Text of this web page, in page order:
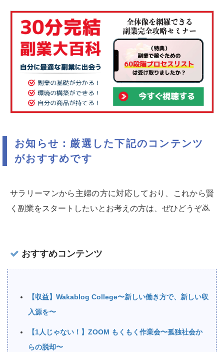
お知らせ：厳選した下記のコンテンツ
がおすすめです
サラリーマンから主婦の方に対応しており、これから賢
く副業をスタートしたいとお考えの方は、ぜひどうぞ🙇‍
おすすめコンテンツ
【収益】Wakablog College〜新しい働き方で、新しい収
入源を〜
【1人じゃない！】ZOOM もくもく作業会〜孤独社会か
らの脱却〜